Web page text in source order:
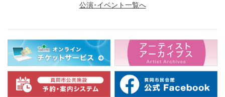
公演･イベント一覧へ